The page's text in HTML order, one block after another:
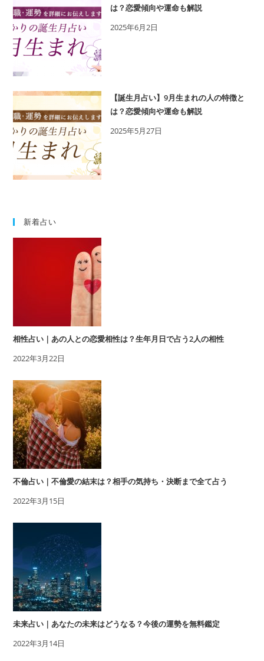
相
性
の
良
生
日
を
鑑
定
は？恋愛傾向や運命も解説
2025年6月2日
【誕生月占い】9月生まれの人の特徴と
は？恋愛傾向や運命も解説
2025年5月27日
新着占い
相性占い｜あの人との恋愛相性は？生年月日で占う2人の相性
2022年3月22日
不倫占い｜不倫愛の結末は？相手の気持ち・決断まで全て占う
2022年3月15日
未来占い｜あなたの未来はどうなる？今後の運勢を無料鑑定
2022年3月14日